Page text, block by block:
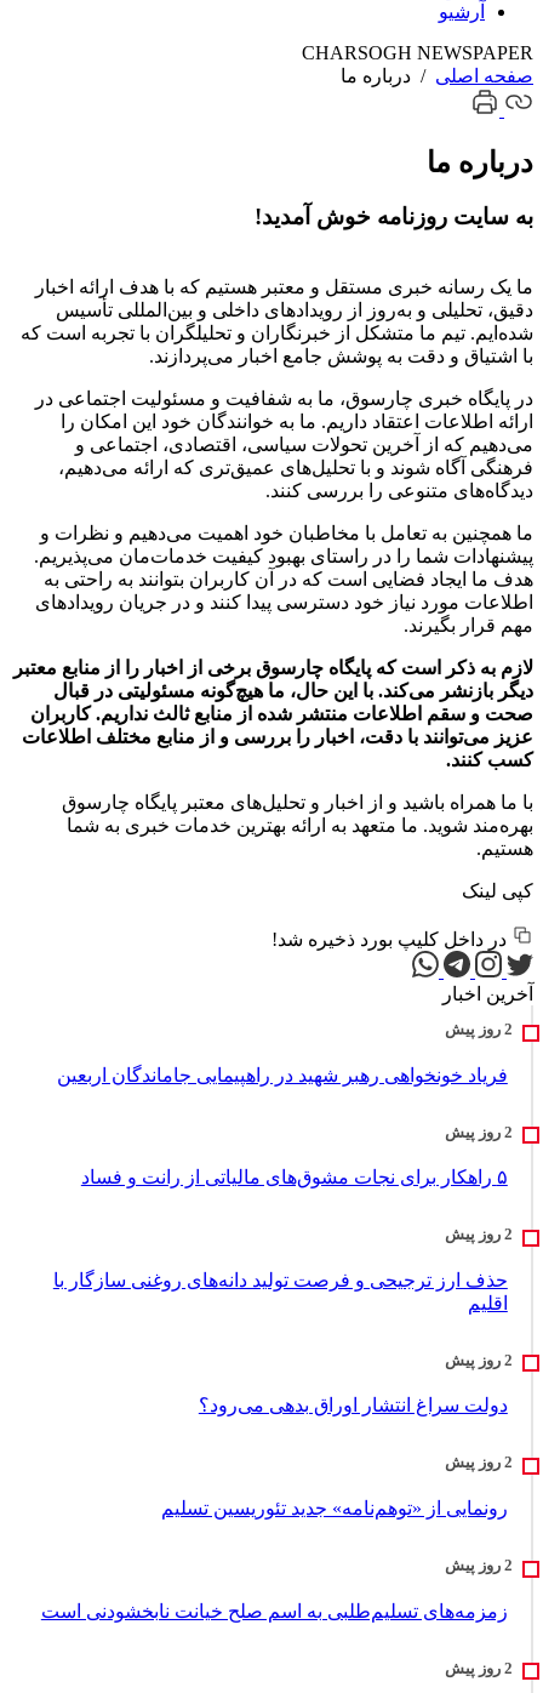
آرشیو
CHARSOGH NEWSPAPER
صفحه اصلی / درباره ما
درباره ما
به سایت روزنامه خوش آمدید!
ما یک رسانه خبری مستقل و معتبر هستیم که با هدف ارائه اخبار
دقیق، تحلیلی و به‌روز از رویدادهای داخلی و بین‌المللی تأسیس
شده‌ایم. تیم ما متشکل از خبرنگاران و تحلیلگران با تجربه است که
با اشتیاق و دقت به پوشش جامع اخبار می‌پردازند.
در پایگاه خبری چارسوق، ما به شفافیت و مسئولیت اجتماعی در
ارائه اطلاعات اعتقاد داریم. ما به خوانندگان خود این امکان را
می‌دهیم که از آخرین تحولات سیاسی، اقتصادی، اجتماعی و
فرهنگی آگاه شوند و با تحلیل‌های عمیق‌تری که ارائه می‌دهیم،
دیدگاه‌های متنوعی را بررسی کنند.
ما همچنین به تعامل با مخاطبان خود اهمیت می‌دهیم و نظرات و
پیشنهادات شما را در راستای بهبود کیفیت خدمات‌مان می‌پذیریم.
هدف ما ایجاد فضایی است که در آن کاربران بتوانند به راحتی به
اطلاعات مورد نیاز خود دسترسی پیدا کنند و در جریان رویدادهای
مهم قرار بگیرند.
لازم به ذکر است که پایگاه چارسوق برخی از اخبار را از منابع معتبر
دیگر بازنشر می‌کند. با این حال، ما هیچ‌گونه مسئولیتی در قبال
صحت و سقم اطلاعات منتشر شده از منابع ثالث نداریم. کاربران
عزیز می‌توانند با دقت، اخبار را بررسی و از منابع مختلف اطلاعات
کسب کنند.
با ما همراه باشید و از اخبار و تحلیل‌های معتبر پایگاه چارسوق
بهره‌مند شوید. ما متعهد به ارائه بهترین خدمات خبری به شما
هستیم.
کپی لینک
در داخل کلیپ بورد ذخیره شد!
آخرین اخبار
فریاد خونخواهی رهبر شهید در راهپیمایی جاماندگان اربعین
۵ راهکار برای نجات مشوق‌های مالیاتی از رانت و فساد
حذف ارز ترجیحی و فرصت تولید دانه‌های روغنی سازگار با
اقلیم
دولت سراغ انتشار اوراق بدهی می‌رود؟
رونمایی از «توهم‌نامه» جدید تئور‌یسین تسلیم
زمزمه‌های تسلیم‌طلبی به اسم صلح خیانت نابخشودنی است